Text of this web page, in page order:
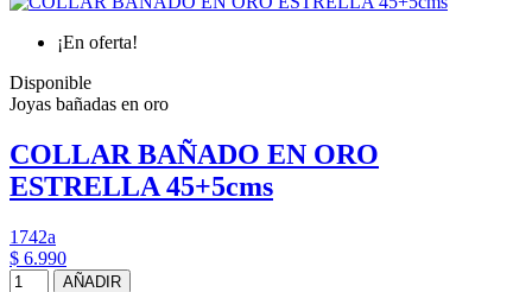
¡En oferta!
Disponible
Joyas bañadas en oro
COLLAR BAÑADO EN ORO
ESTRELLA 45+5cms
1742a
$ 6.990
AÑADIR